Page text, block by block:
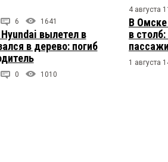
6 1641
вылетел в
в дерево: погиб
0 1010
4 августа
В Омске
в
1 августа